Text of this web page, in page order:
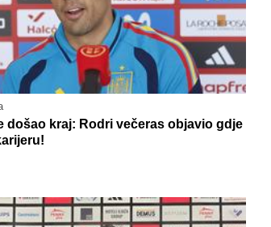
došao kraj: Rodri večeras objavio gdje